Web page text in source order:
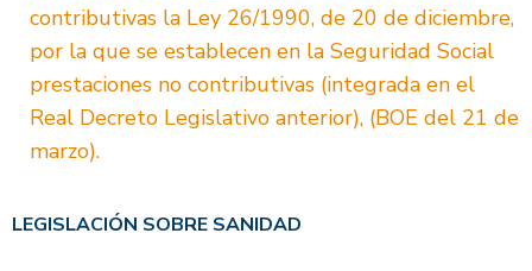
contributivas la Ley 26/1990, de 20 de diciembre,
por la que se establecen en la Seguridad Social
prestaciones no contributivas (integrada en el
Real Decreto Legislativo anterior), (BOE del 21 de
marzo).
LEGISLACIÓN SOBRE SANIDAD